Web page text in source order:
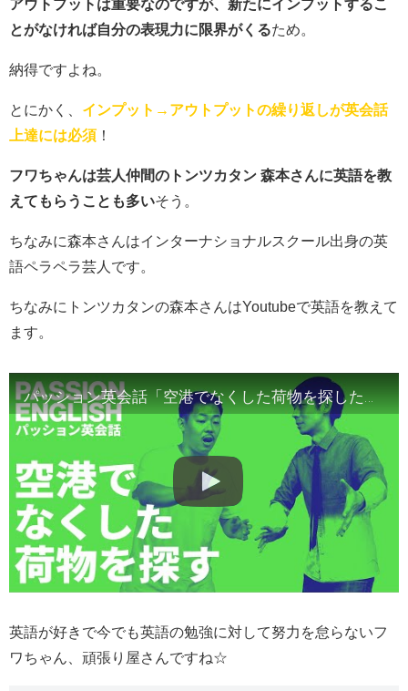
アウトプットは重要なのですが、新たにインプットするこ
とがなければ自分の表現力に限界がくるため。
納得ですよね。
とにかく、 インプット→アウトプットの繰り返しが英会話
上達には必須 ！
フワちゃんは芸人仲間のトンツカタン 森本さんに英語を教
えてもらうことも多いそう。
ちなみに森本さんはインターナショナルスクール出身の英
語ペラペラ芸人です。
ちなみにトンツカタンの森本さんはYoutubeで英語を教えて
ます。
パッション英会話「空港でなくした荷物を探したい時」
英語が好きで今でも英語の勉強に対して努力を怠らないフ
ワちゃん、頑張り屋さんですね☆